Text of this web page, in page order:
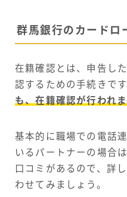
群馬銀行のカードロ
在籍確認とは、申告し
認するための手続きで
も、在籍確認が行われ
基本的に職場での電話
いるパートナーの場合
口コミがあるので、詳
わせてみましょう。